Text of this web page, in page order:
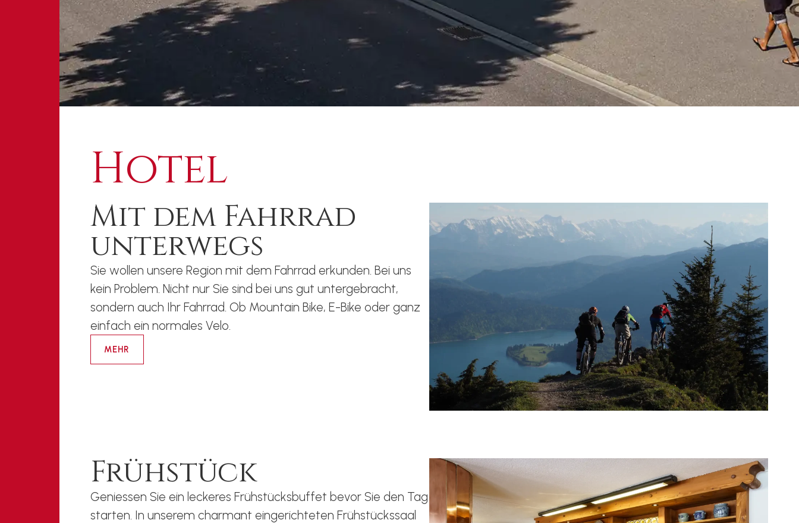
Hotel
Mit dem Fahrrad
unterwegs
Sie wollen unsere Region mit dem Fahrrad erkunden. Bei uns
kein Problem. Nicht nur Sie sind bei uns gut untergebracht,
sondern auch Ihr Fahrrad. Ob Mountain Bike, E-Bike oder ganz
einfach ein normales Velo.
MEHR
Frühstück
Geniessen Sie ein leckeres Frühstücksbuffet bevor Sie den Tag
starten. In unserem charmant eingerichteten Frühstückssaal